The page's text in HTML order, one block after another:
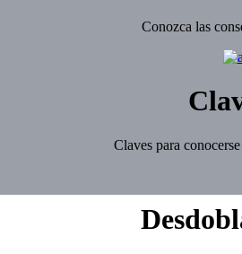
Conozca las
Claves para